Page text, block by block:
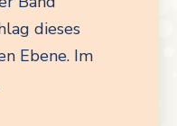
dieses
Ebene. Im